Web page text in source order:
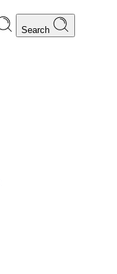
Search